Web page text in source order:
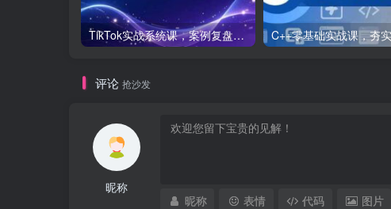
TikTok实战系统课，案例复盘、数据解析、运营执行，从0到1构建千万级电商体系（更新）
评论 抢沙发
昵称
昵称 表情 代码 图片